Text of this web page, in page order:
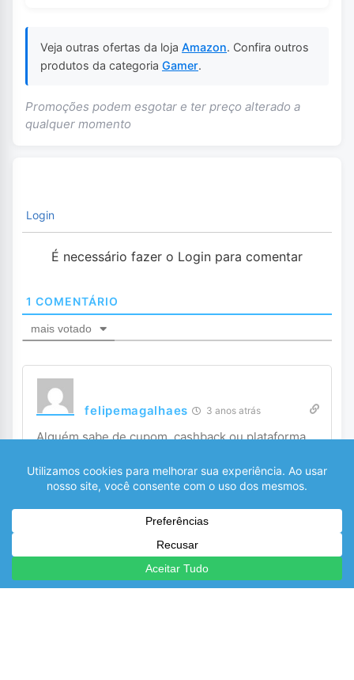
Veja outras ofertas da loja Amazon. Confira outros
produtos da categoria Gamer.
Promoções podem esgotar e ter preço alterado a
qualquer momento
Login
É necessário fazer o Login para comentar
1 COMENTÁRIO
mais votado
felipemagalhaes 3 anos atrás
Alguém sabe de cupom, cashback ou plataforma
0